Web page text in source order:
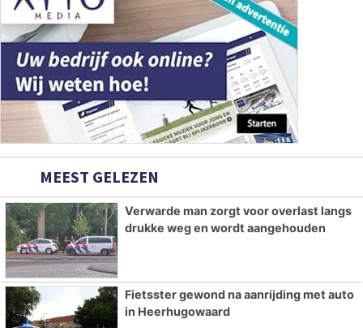
MEEST GELEZEN
Verwarde man zorgt voor overlast langs
drukke weg en wordt aangehouden
Fietsster gewond na aanrijding met auto
in Heerhugowaard